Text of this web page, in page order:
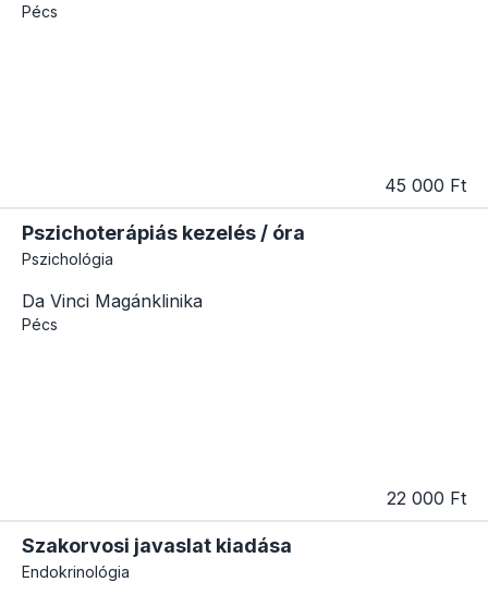
Pécs
45 000 Ft
Pszichoterápiás kezelés / óra
Pszichológia
Da Vinci Magánklinika
Pécs
22 000 Ft
Szakorvosi javaslat kiadása
Endokrinológia